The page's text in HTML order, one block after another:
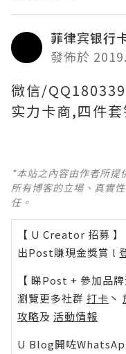
菲律宾银行
發佈於
微信/
实力卡商,四件
*本站之內容由作者所提
所有博客的立場、真實
任。
【 U Creator 招募 】
出Post賺現金獎賞 l
【 睇Post + 參加品牌
瀏覽更多社群 打卡 丶
攻略及 活動情報
U Blog開咗